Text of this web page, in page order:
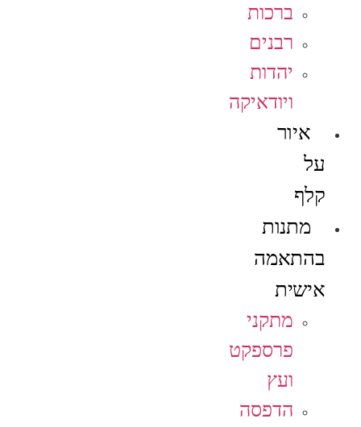
ברכות
רבנים
יהדות
ויודאיקה
איור
על
קלף
מתנות
בהתאמה
אישית
מתקני
פרספקט
ועץ
הדפסה